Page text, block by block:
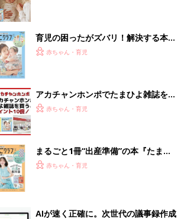
育児の困ったがズバリ！解決する本
『ひよこクラブ 夏号』 4カ月～2才
赤ちゃん・育児
アカチャンホンポでたまひよ雑誌を買
うとポイント10倍【期間限定】
赤ちゃん・育児
まるごと1冊“出産準備”の本『たまご
クラブ 夏号』〈スペシャル大特集〉
赤ちゃん・育児
AIが速く正確に。次世代の議事録作成